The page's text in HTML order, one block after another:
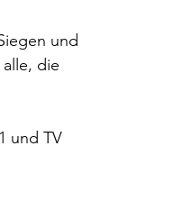
und
die
und TV